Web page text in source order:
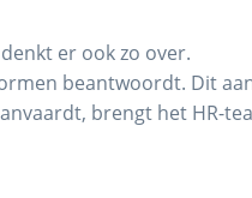
er ook zo over.
beantwoordt. Dit
brengt het HR-